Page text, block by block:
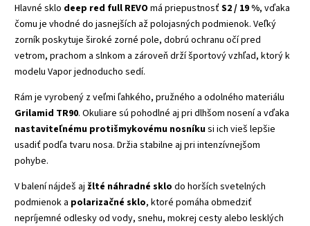
Hlavné sklo deep red full REVO má priepustnosťS2 / 19 %, vďaka
čomu je vhodné do jasnejších až polojasných podmienok. Veľký
zorník poskytuje široké zorné pole, dobrú ochranu očí pred
vetrom, prachom a slnkom a zároveň drží športový vzhľad, ktorý k
modelu Vapor jednoducho sedí.
Rám je vyrobený z veľmi ľahkého, pružného a odolného materiálu
Grilamid TR90. Okuliare sú pohodlné aj pri dlhšom nosení a vďaka
nastaviteľnému protišmykovému nosníkusi ich vieš lepšie
usadiť podľa tvaru nosa. Držia stabilne aj pri intenzívnejšom
pohybe.
V balení nájdeš aj žlté náhradné sklo do horších svetelných
podmienok a polarizačné sklo, ktoré pomáha obmedziť
nepríjemné odlesky od vody, snehu, mokrej cesty alebo lesklých